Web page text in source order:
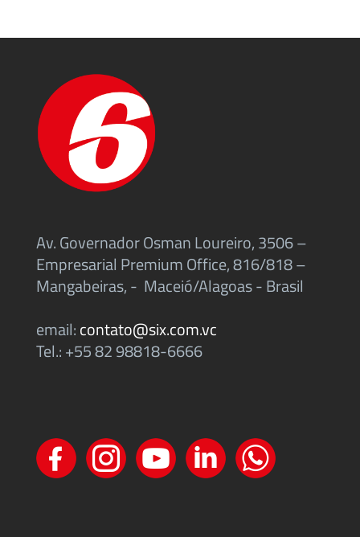
Av. Governador Osman Loureiro, 3506 –
Empresarial Premium Office, 816/818 –
Mangabeiras, - Maceió/Alagoas - Brasil
email:contato@six.com.vc
Tel.: +55 82 98818-6666